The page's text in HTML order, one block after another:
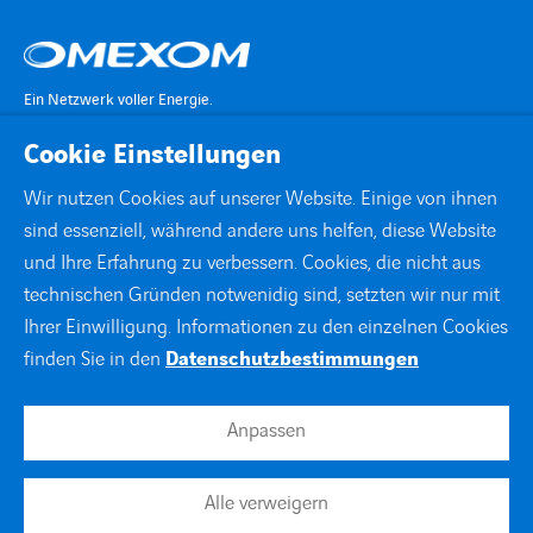
Ein Netzwerk voller Energie.
KONTAKT
DOWNLOADS
Cookie Einstellungen
Wir nutzen Cookies auf unserer Website. Einige von ihnen
sind essenziell, während andere uns helfen, diese Website
und Ihre Erfahrung zu verbessern. Cookies, die nicht aus
technischen Gründen notwenidig sind, setzten wir nur mit
Ihrer Einwilligung. Informationen zu den einzelnen Cookies
finden Sie in den Datenschutzbestimmungen
Anpassen
Alle verweigern